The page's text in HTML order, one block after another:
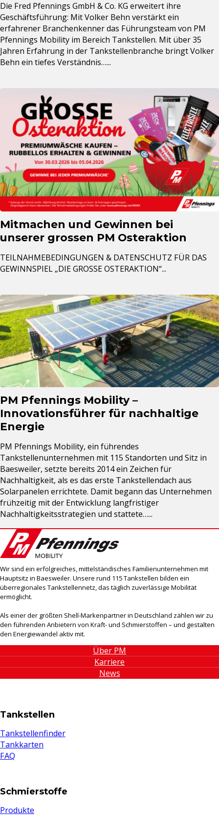
Die Fred Pfennings GmbH & Co. KG erweitert ihre
Geschäftsführung: Mit Volker Behn verstärkt ein
erfahrener Branchenkenner das Führungsteam von PM
Pfennings Mobility im Bereich Tankstellen. Mit über 35
Jahren Erfahrung in der Tankstellenbranche bringt Volker
Behn ein tiefes Verständnis…...
Mitmachen und Gewinnen bei
unserer grossen PM Osteraktion
TEILNAHMEBEDINGUNGEN & DATENSCHUTZ FÜR DAS
GEWINNSPIEL „DIE GROSSE OSTERAKTION“...
PM Pfennings Mobility –
Innovationsführer für nachhaltige
Energie
PM Pfennings Mobility, ein führendes
Tankstellenunternehmen mit 115 Standorten und Sitz in
Baesweiler, setzte bereits 2014 ein Zeichen für
Nachhaltigkeit, als es das erste Tankstellendach aus
Solarpanelen errichtete. Damit begann das Unternehmen
frühzeitig mit der Entwicklung langfristiger
Nachhaltigkeitsstrategien und stattete…...
Wir sind ein erfolgreiches, mittelständisches Familienunternehmen mit
Hauptsitz in Baesweiler. Unsere rund 115 Tankstellen bilden ein
überregionales Tankstellennetz, das täglich zuverlässige Mobilität
ermöglicht.
Als einer der größten Shell-Markenpartner in Deutschland zählen wir zu
den führenden Anbietern von Kraft- und Schmierstoffen – und gestalten
den Energiewandel aktiv mit.
Über PM
Karriere
News
Tankstellen
Tankstellenfinder
Tankkarten
FAQ
Schmierstoffe
Produkte